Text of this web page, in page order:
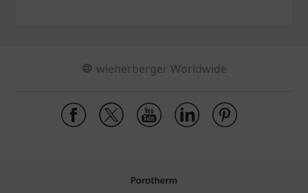
wienerberger Worldwide